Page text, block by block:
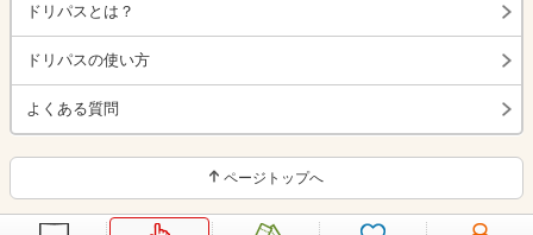
ドリパスとは？
ドリパスの使い方
よくある質問
ページトップへ